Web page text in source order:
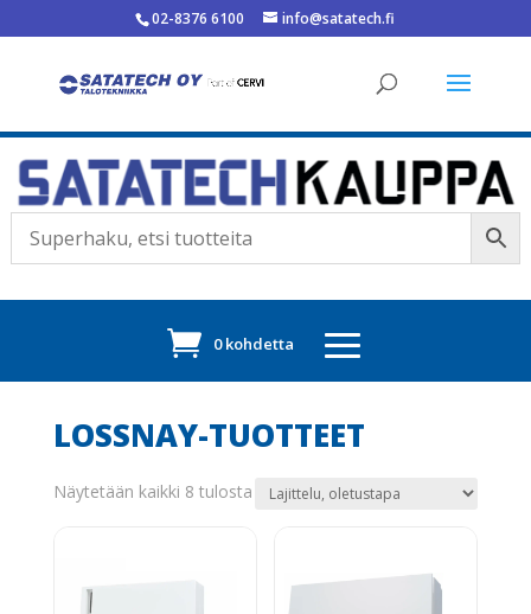
02-8376 6100 info@satatech.fi
0 kohdetta
LOSSNAY-TUOTTEET
Näytetään kaikki 8 tulosta